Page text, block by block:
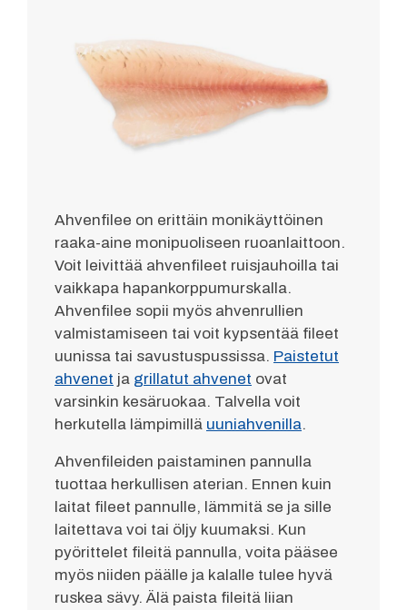
Ahvenfilee on erittäin monikäyttöinen
raaka-aine monipuoliseen ruoanlaittoon.
Voit leivittää ahvenfileet ruisjauhoilla tai
vaikkapa hapankorppumurskalla.
Ahvenfilee sopii myös ahvenrullien
valmistamiseen tai voit kypsentää fileet
uunissa tai savustuspussissa. Paistetut
ahvenet ja grillatut ahvenet ovat
varsinkin kesäruokaa. Talvella voit
herkutella lämpimillä uuniahvenilla.
Ahvenfileiden paistaminen pannulla
tuottaa herkullisen aterian. Ennen kuin
laitat fileet pannulle, lämmitä se ja sille
laitettava voi tai öljy kuumaksi. Kun
pyörittelet fileitä pannulla, voita pääsee
myös niiden päälle ja kalalle tulee hyvä
ruskea sävy. Älä paista fileitä liian